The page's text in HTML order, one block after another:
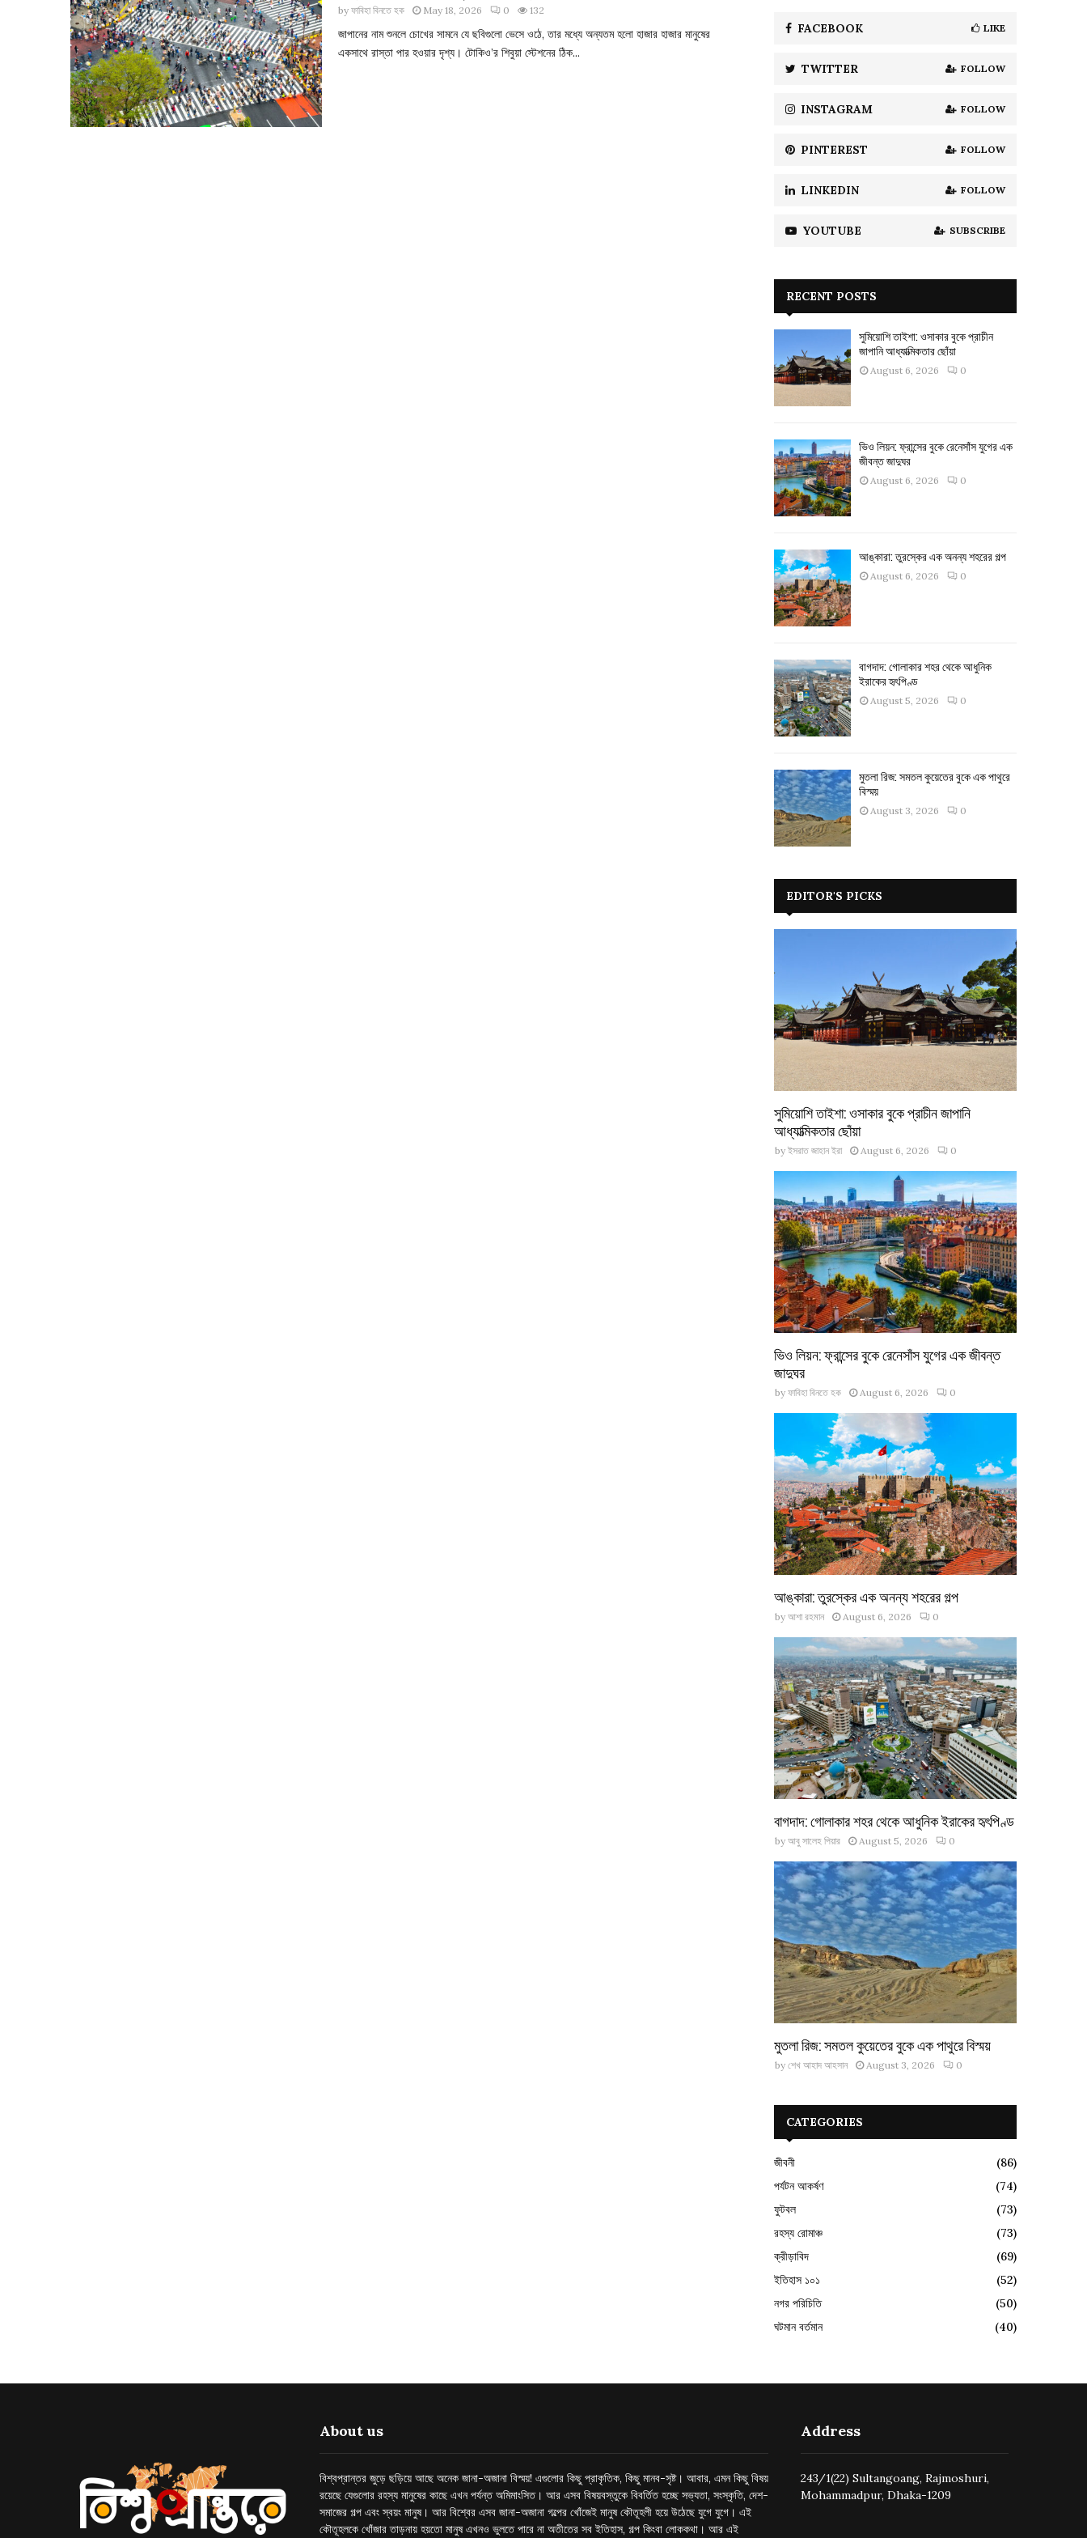
byফাবিহা বিনতে হক May 18, 2026 0 132
জাপানের নাম শুনলে চোখের সামনে যে ছবিগুলো ভেসে ওঠে, তার মধ্যে অন্যতম হলো হাজার হাজার মানুষের
একসাথে রাস্তা পার হওয়ার দৃশ্য। টোকিও’র শিবুয়া স্টেশনের ঠিক...
C
H
FACEBOOK LIKE
TWITTER FOLLOW
INSTAGRAM FOLLOW
PINTEREST FOLLOW
LINKEDIN FOLLOW
YOUTUBE SUBSCRIBE
RECENT POSTS
সুমিয়োশি তাইশা: ওসাকার বুকে প্রাচীন
জাপানি আধ্যাত্মিকতার ছোঁয়া
August 6, 2026 0
ভিও লিয়ন: ফ্রান্সের বুকে রেনেসাঁস যুগের এক
জীবন্ত জাদুঘর
August 6, 2026 0
আঙ্কারা: তুরস্কের এক অনন্য শহরের গল্প
August 6, 2026 0
বাগদাদ: গোলাকার শহর থেকে আধুনিক
ইরাকের হৃৎপিণ্ড
August 5, 2026 0
মুতলা রিজ: সমতল কুয়েতের বুকে এক পাথুরে
বিস্ময়
August 3, 2026 0
EDITOR'S PICKS
সুমিয়োশি তাইশা: ওসাকার বুকে প্রাচীন জাপানি
আধ্যাত্মিকতার ছোঁয়া
by ইসরাত জাহান ইরা August 6, 2026 0
ভিও লিয়ন: ফ্রান্সের বুকে রেনেসাঁস যুগের এক জীবন্ত
জাদুঘর
by ফাবিহা বিনতে হক August 6, 2026 0
আঙ্কারা: তুরস্কের এক অনন্য শহরের গল্প
by আশা রহমান August 6, 2026 0
বাগদাদ: গোলাকার শহর থেকে আধুনিক ইরাকের হৃৎপিণ্ড
by আবু সালেহ পিয়ার August 5, 2026 0
মুতলা রিজ: সমতল কুয়েতের বুকে এক পাথুরে বিস্ময়
by শেখ আহাদ আহসান August 3, 2026 0
CATEGORIES
জীবনী
(86)
পর্যটন আকর্ষণ
(74)
ফুটবল
(73)
রহস্য রোমাঞ্চ
(73)
ক্রীড়াবিদ
(69)
ইতিহাস ১০১
(52)
নগর পরিচিতি
(50)
ঘটমান বর্তমান
(40)
About us
বিশ্বপ্রান্তর জুড়ে ছড়িয়ে আছে অনেক জানা-অজানা বিস্ময়! এগুলোর কিছু প্রাকৃতিক, কিছু মানব-সৃষ্ট। আবার, এমন কিছু বিষয়
রয়েছে যেগুলোর রহস্য মানুষের কাছে এখন পর্যন্ত অমিমাংসিত। আর এসব বিষয়বস্তুকে বিবর্তিত হচ্ছে সভ্যতা, সংস্কৃতি, দেশ-
সমাজের গল্প এবং স্বয়ং মানুষ। আর বিশ্বের এসব জানা-অজানা গল্পের খোঁজেই মানুষ কৌতূহলী হয়ে উঠেছে যুগে যুগে। এই
কৌতূহলকে খোঁজার তাড়নায় হয়তো মানুষ এখনও ভুলতে পারে না অতীতের সব ইতিহাস, গল্প কিংবা লোককথা। আর এই
Address
243/1(22) Sultangoang, Rajmoshuri,
Mohammadpur, Dhaka-1209